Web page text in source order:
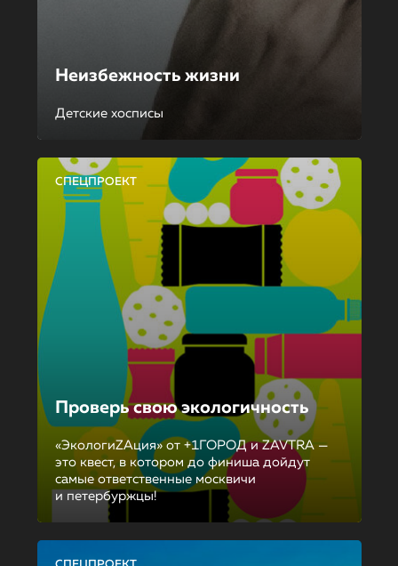
Неизбежность жизни
Детские хосписы
СПЕЦПРОЕКТ
Проверь свою экологичность
«ЭкологиZAция» от +1ГОРОД и ZAVTRA —
это квест, в котором до финиша дойдут
самые ответственные москвичи
и петербуржцы!